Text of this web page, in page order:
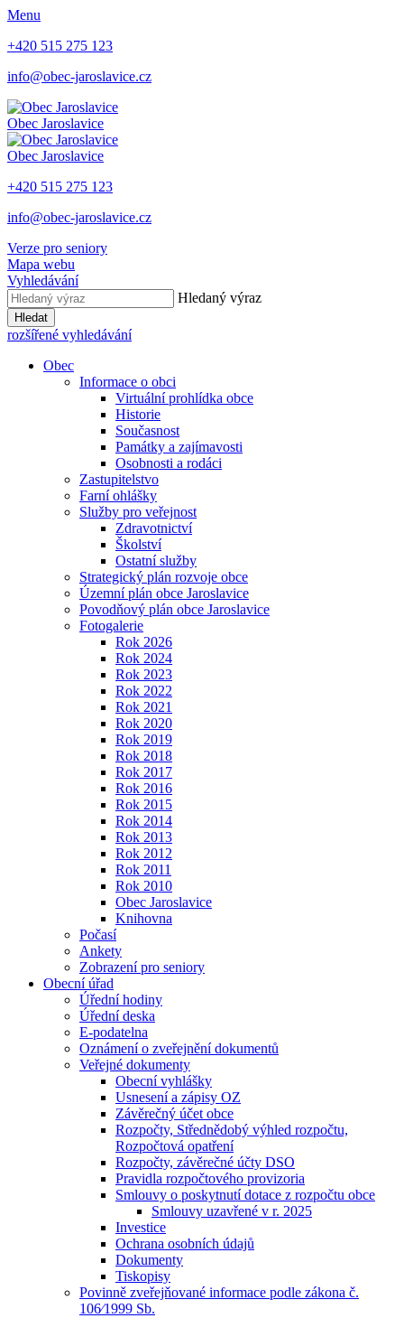
Menu
+420 515 275 123
info@obec-jaroslavice.cz
Obec Jaroslavice
Obec Jaroslavice
+420 515 275 123
info@obec-jaroslavice.cz
Verze pro seniory
Mapa webu
Vyhledávání
Hledaný výraz
Hledat
rozšířené vyhledávání
Obec
Informace o obci
Virtuální prohlídka obce
Historie
Současnost
Památky a zajímavosti
Osobnosti a rodáci
Zastupitelstvo
Farní ohlášky
Služby pro veřejnost
Zdravotnictví
Školství
Ostatní služby
Strategický plán rozvoje obce
Územní plán obce Jaroslavice
Povodňový plán obce Jaroslavice
Fotogalerie
Rok 2026
Rok 2024
Rok 2023
Rok 2022
Rok 2021
Rok 2020
Rok 2019
Rok 2018
Rok 2017
Rok 2016
Rok 2015
Rok 2014
Rok 2013
Rok 2012
Rok 2011
Rok 2010
Obec Jaroslavice
Knihovna
Počasí
Ankety
Zobrazení pro seniory
Obecní úřad
Úřední hodiny
Úřední deska
E-podatelna
Oznámení o zveřejnění dokumentů
Veřejné dokumenty
Obecní vyhlášky
Usnesení a zápisy OZ
Závěrečný účet obce
Rozpočty, Střednědobý výhled rozpočtu,
Rozpočtová opatření
Rozpočty, závěrečné účty DSO
Pravidla rozpočtového provizoria
Smlouvy o poskytnutí dotace z rozpočtu obce
Smlouvy uzavřené v r. 2025
Investice
Ochrana osobních údajů
Dokumenty
Tiskopisy
Povinně zveřejňované informace podle zákona č.
106⁄1999 Sb.